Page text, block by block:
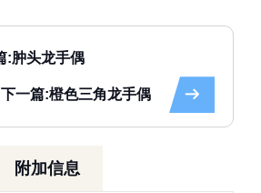
:肿头龙手偶
下一篇:橙色三角龙手偶
附加信息